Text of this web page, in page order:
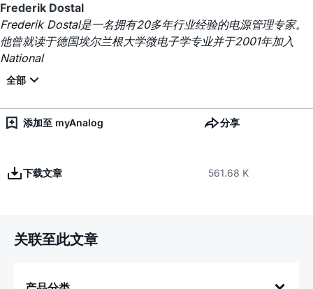
Frederik Dostal
Frederik Dostal是一名拥有20多年行业经验的电源管理专家。
他曾就读于德国埃尔兰根大学微电子学专业并于2001年加入
National
添加至 myAnalog 分享
下载文章 561.68 K
关联至此文章